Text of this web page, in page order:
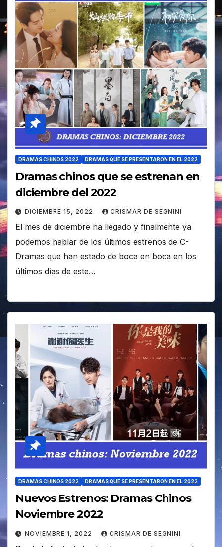
DRAMAS CHINOS 2022 DRAMAS QUE SE PRESENTARON EN EL 2022
Dramas chinos que se estrenan en
diciembre del 2022
DICIEMBRE 15, 2022 CRISMAR DE SEGNINI
El mes de diciembre ha llegado y finalmente ya
podemos hablar de los últimos estrenos de C-
Dramas que han estado de boca en boca en los
últimos días de este…
DRAMAS CHINOS 2022 DRAMAS QUE SE PRESENTARON EN EL 2022
Nuevos Estrenos: Dramas Chinos
Noviembre 2022
NOVIEMBRE 1, 2022 CRISMAR DE SEGNINI